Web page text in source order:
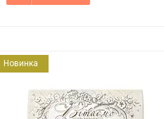
Новинка